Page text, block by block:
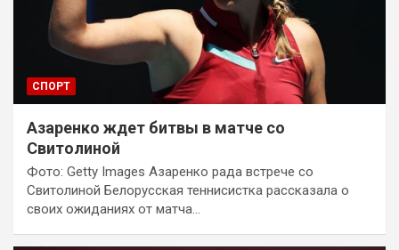
СПОРТ
Азаренко ждет битвы в матче со
Свитолиной
Фото: Getty Images Азаренко рада встрече со
Свитолиной Белорусская теннисистка рассказала о
своих ожиданиях от матча…